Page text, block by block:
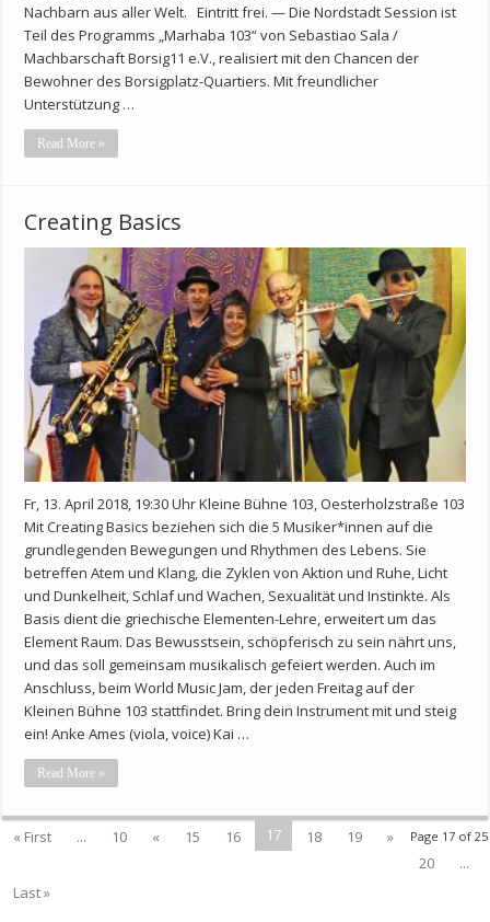
Nachbarn aus aller Welt. Eintritt frei. — Die Nordstadt Session ist
Teil des Programms „Marhaba 103“ von Sebastiao Sala /
Machbarschaft Borsig11 e.V., realisiert mit den Chancen der
Bewohner des Borsigplatz-Quartiers. Mit freundlicher
Unterstützung …
Read More »
Creating Basics
Fr, 13. April 2018, 19:30 Uhr Kleine Bühne 103, Oesterholzstraße 103
Mit Creating Basics beziehen sich die 5 Musiker*innen auf die
grundlegenden Bewegungen und Rhythmen des Lebens. Sie
betreffen Atem und Klang, die Zyklen von Aktion und Ruhe, Licht
und Dunkelheit, Schlaf und Wachen, Sexualität und Instinkte. Als
Basis dient die griechische Elementen-Lehre, erweitert um das
Element Raum. Das Bewusstsein, schöpferisch zu sein nährt uns,
und das soll gemeinsam musikalisch gefeiert werden. Auch im
Anschluss, beim World Music Jam, der jeden Freitag auf der
Kleinen Bühne 103 stattfindet. Bring dein Instrument mit und steig
ein! Anke Ames (viola, voice) Kai …
Read More »
Page 17 of 25
« First ... 10 « 15 16 17 18 19
»
20
...
Last »